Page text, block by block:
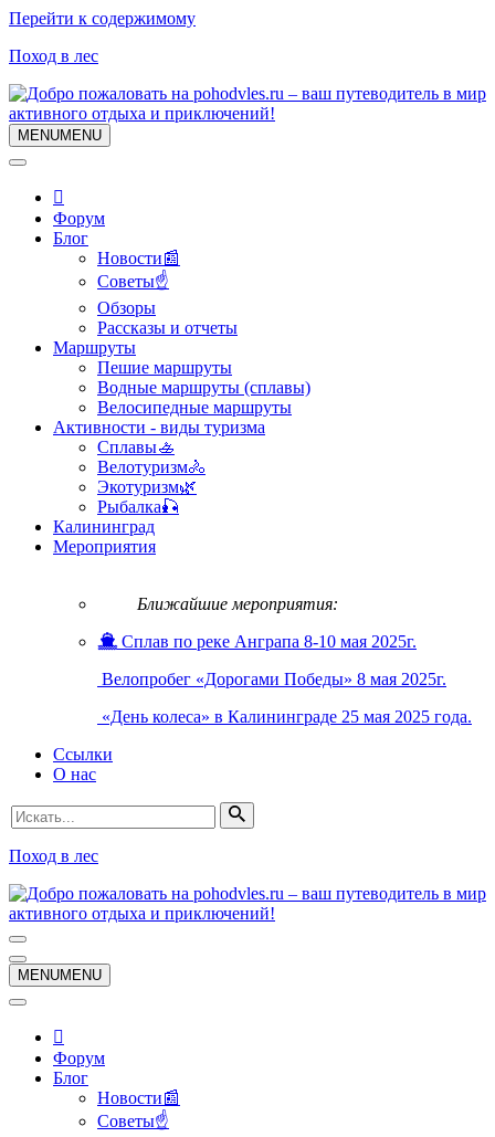
Перейти к содержимому
Поход в лес
MENUMENU
Форум
Блог
Новости📰
Советы☝
Обзоры
Рассказы и отчеты
Маршруты
Пешие маршруты
Водные маршруты (сплавы)
Велосипедные маршруты
Активности - виды туризма
Сплавы🚣
Велотуризм🚴
Экотуризм🌿
Рыбалка🎣
Калининград
Мероприятия
Ближайшие мероприятия:
Сплав по реке Анграпа 8-10 мая 2025г.
Велопробег «Дорогами Победы» 8 мая 2025г.
«День колеса» в Калининграде 25 мая 2025 года.
Ссылки
О нас
Искать...
Поход в лес
Меню
навигации
Меню
навигации
MENUMENU
Форум
Блог
Новости📰
Советы☝